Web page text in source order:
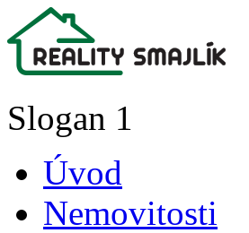
Slogan 1
Úvod
Nemovitosti